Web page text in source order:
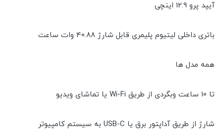
آیپد پرو 12.9 اینچی
باتری داخلی لیتیوم پلیمری قابل شارژ 40.88 وات ساعت
همه مدل ها
تا 10 ساعت وبگردی از طریق Wi-Fi یا تماشای ویدیو
شارژ از طریق آداپتور برق یا USB-C به سیستم کامپیوتر